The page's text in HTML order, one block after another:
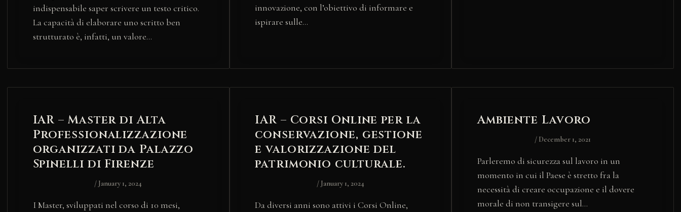
indispensabile saper scrivere un testo critico.
La capacità di elaborare uno scritto ben
strutturato è, infatti, un valore…
innovazione, con l’obiettivo di informare e
ispirare sulle…
IAR – Master di Alta
Professionalizzazione
organizzati da Palazzo
Spinelli di Firenze
/ January 1, 2024
I Master, sviluppati nel corso di 10 mesi,
IAR – Corsi Online per la
conservazione, gestione
e valorizzazione del
patrimonio culturale.
/ January 1, 2024
Da diversi anni sono attivi i Corsi Online,
Ambiente Lavoro
/ December 1, 2021
Parleremo di sicurezza sul lavoro in un
momento in cui il Paese è stretto fra la
necessità di creare occupazione e il dovere
morale di non transigere sul…